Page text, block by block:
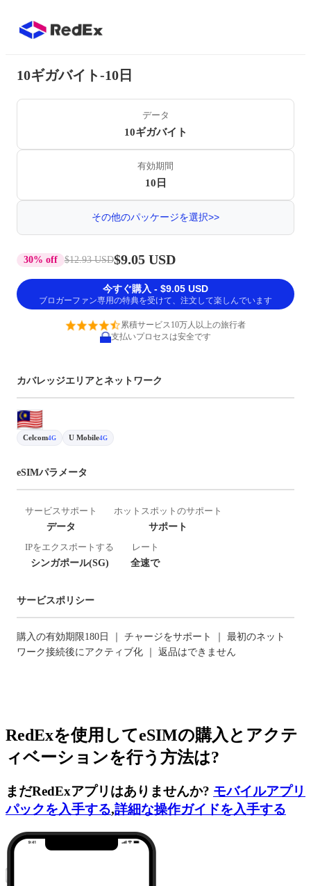
10ギガバイト-10日
データ
10ギガバイト
有効期間
10日
その他のパッケージを選択>>
30% off $12.93 USD$9.05 USD
今すぐ購入 - $9.05 USD
ブロガーファン専用の特典を受けて、注文して楽しんでいます
累積サービス10万人以上の旅行者
支払いプロセスは安全です
カバレッジエリアとネットワーク
Celcom4G U Mobile4G
eSIMパラメータ
サービスサポート
データ
ホットスポットのサポート
サポート
IPをエクスポートする
シンガポール(SG)
レート
全速で
サービスポリシー
購入の有効期限180日 ｜ チャージをサポート ｜ 最初のネット
ワーク接続後にアクティブ化 ｜ 返品はできません
RedExを使用してeSIMの購入とアクテ
ィベーションを行う方法は?
まだRedExアプリはありませんか? モバイルアプリ
パックを入手する,詳細な操作ガイドを入手する